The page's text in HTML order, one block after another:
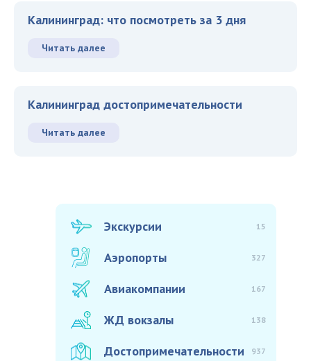
Калининград: что посмотреть за 3 дня
Читать далее
Калининград достопримечательности
Читать далее
Экскурсии 15
Аэропорты 327
Авиакомпании 167
ЖД вокзалы 138
Достопримечательности 937